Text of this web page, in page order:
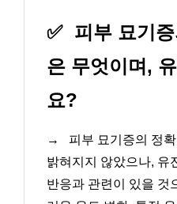
✅ 피부 묘기
은 무엇이며,
요?
→
피부 묘기증의 정
밝혀지지 않았으나, 유
반응과 관련이 있을 것